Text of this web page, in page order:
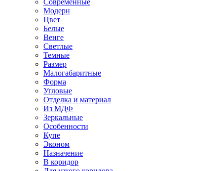
Современные
Модерн
Цвет
Белые
Венге
Светлые
Темные
Размер
Малогабаритные
Форма
Угловые
Отделка и материал
Из МДФ
Зеркальные
Особенности
Купе
Эконом
Назначение
В коридор